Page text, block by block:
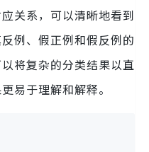
关系，可以清晰地看到
例、假正例和假反例的
将复杂的分类结果以直
易于理解和解释。